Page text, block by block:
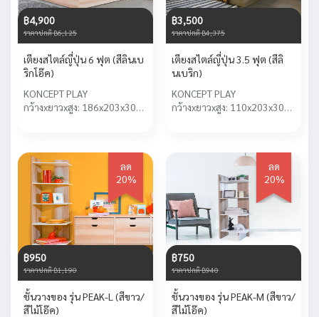
฿4,900
ราคาปกติ ฿6,125
เตียงสไตล์ญี่ปุ่น 6 ฟุต (สีลินเบ
ริกโอ๊ค)
KONCEPT PLAY
กว้างxยาวxสูง: 186x203x30
฿3,500
ราคาปกติ ฿4,375
เตียงสไตล์ญี่ปุ่น 3.5 ฟุต (สีลิ
นเบริก)
KONCEPT PLAY
กว้างxยาวxสูง: 110x203x30
ลด
20%
฿950
ราคาปกติ ฿1,190
ชั้นวางของ รุ่น PEAK-L (สีขาว/
สีไม้โอ๊ค)
ลด
20%
฿750
ราคาปกติ ฿940
ชั้นวางของ รุ่น PEAK-M (สีขาว/
สีไม้โอ๊ค)